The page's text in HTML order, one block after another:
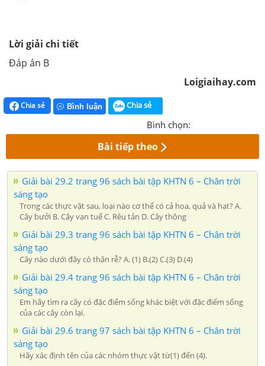
Lời giải chi tiết
Đáp án B
Loigiaihay.com
Chia sẻ Bình luận Chia sẻ
Bình chọn:
Bài tiếp theo
Giải bài 29.2 trang 96 sách bài tập KHTN 6 – Chân trời
sáng tạo
Trong các thực vật sau, loại nào cơ thể có cả hoa, quả và hạt? A.
Cây bưởi B. Cây vạn tuế C. Rêu tản D. Cây thông
Giải bài 29.3 trang 96 sách bài tập KHTN 6 – Chân trời
sáng tạo
Cây nào dưới đây có thân rễ? A. (1) B.(2) C.(3) D.(4)
Giải bài 29.4 trang 96 sách bài tập KHTN 6 – Chân trời
sáng tạo
Em hãy tìm ra cây có đặc điểm sống khác biệt với đặc điểm sống
của các cây còn lại.
Giải bài 29.6 trang 97 sách bài tập KHTN 6 – Chân trời
sáng tạo
Hãy xác định tên của các nhóm thực vật từ(1) đến (4).